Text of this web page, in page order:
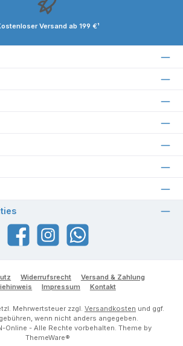
Versand ab 199 €¹
FacebookInstagramWhatsApp
Widerrufsrecht
Versand & Zahlung
Impressum Kontakt
Mehrwertsteuer zzgl. Versandkosten und ggf.
wenn nicht anders angegeben.
Online - Alle Rechte vorbehalten. Theme by
ThemeWare®